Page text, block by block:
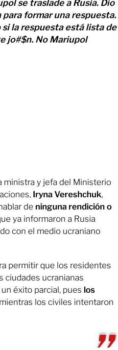
se traslade a Rusia. Dio
formar una respuesta.
la respuesta está lista de
jo#$n. No Mariupol
ministra y jefa del Ministerio
Iryna Vereshchuk,
de ninguna rendición o
ya informaron a Rusia
con el medio ucraniano
permitir que los residentes
ciudades ucranianas
éxito parcial, pues los
mientras los civiles intentaron